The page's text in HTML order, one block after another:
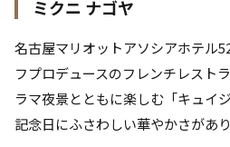
ミクニ ナゴヤ
名古屋マリオットアソシアホテル
フプロデュースのフレンチレスト
ラマ夜景とともに楽しむ「キュイ
記念日にふさわしい華やかさがあり